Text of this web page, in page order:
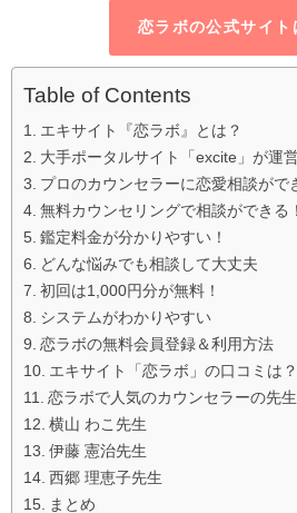
恋ラボの公式サイト
Table of Contents
エキサイト『恋ラボ』とは？
大手ポータルサイト「excite」が運
プロのカウンセラーに恋愛相談がで
無料カウンセリングで相談ができる！
鑑定料金が分かりやすい！
どんな悩みでも相談して大丈夫
初回は1,000円分が無料！
システムがわかりやすい
恋ラボの無料会員登録＆利用方法
エキサイト「恋ラボ」の口コミは？
恋ラボで人気のカウンセラーの先
横山 わこ先生
伊藤 憲治先生
西郷 理恵子先生
まとめ